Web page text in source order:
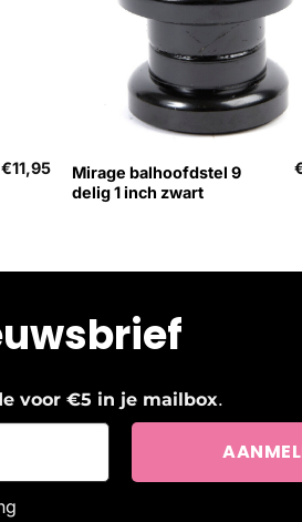
€11,95
Mirage balhoofdstel 9
delig 1 inch zwart
voor €5 in je mailbox.